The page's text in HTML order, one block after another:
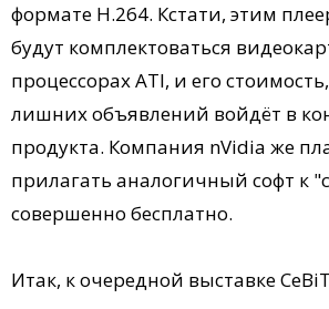
формате H.264. Кстати, этим
будут комплектоваться
процессорах ATI, и его
лишних объявлений войдёт в
продукта. Компания nVidia же
прилагать аналогичный софт к
совершенно бесплатно.
Итак, к очередной выставке